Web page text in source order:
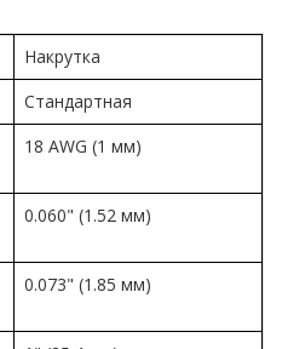
Накрутка
Стандартная
18 AWG (1 мм)
0.060" (1.52 мм)
0.073" (1.85 мм)